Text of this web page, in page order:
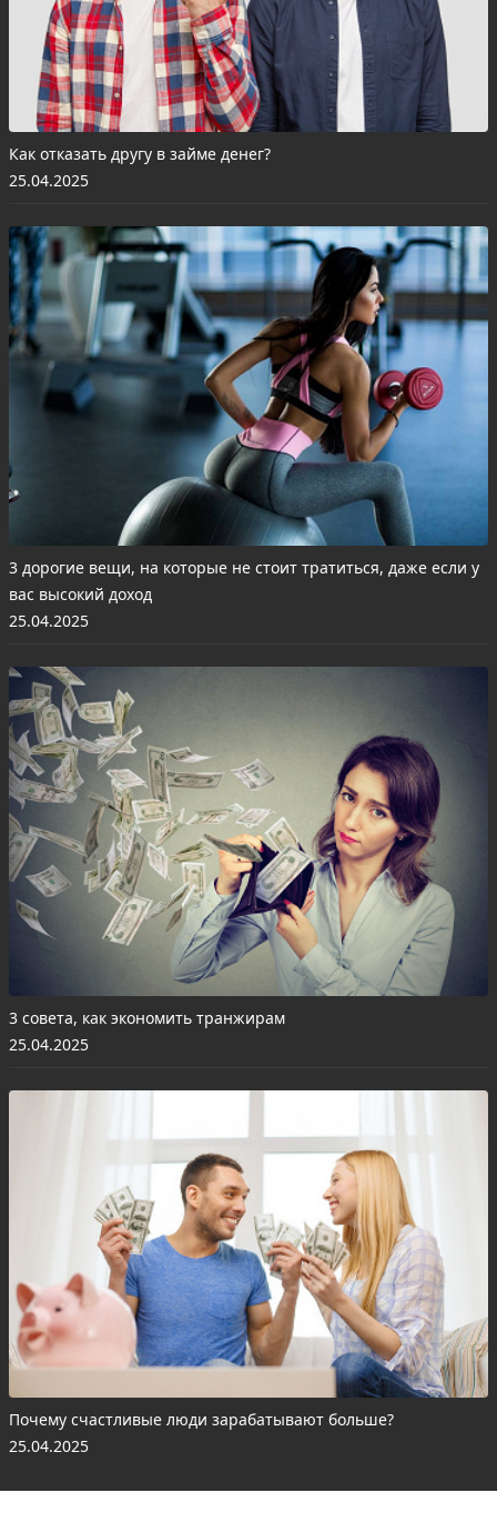
Как отказать другу в займе денег?
25.04.2025
3 дорогие вещи, на которые не стоит тратиться, даже если у
вас высокий доход
25.04.2025
3 совета, как экономить транжирам
25.04.2025
Почему счастливые люди зарабатывают больше?
25.04.2025